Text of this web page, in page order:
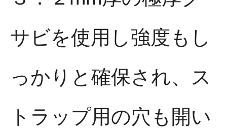
サビを使用し強度もし
っかりと確保され、ス
トラップ用の穴も開い